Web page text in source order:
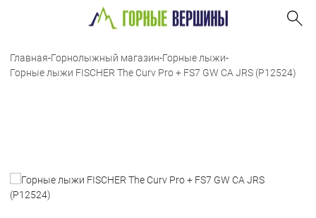
Главная-Горнолыжный магазин-Горные лыжи-
Горные лыжи FISCHER The Curv Pro + FS7 GW CA JRS (P12524)